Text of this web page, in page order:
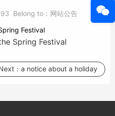
Belong to： 网站公告
Festival
Spring Festival
： a notice about a holiday